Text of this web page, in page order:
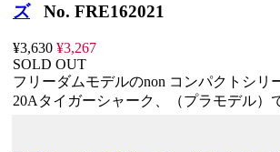
ズNo. FRE162021
¥3,630 ¥3,267
SOLD OUT
フリーダムモデルのnon コンパクトシリ
20Aタイガーシャーク、（プラモデル）